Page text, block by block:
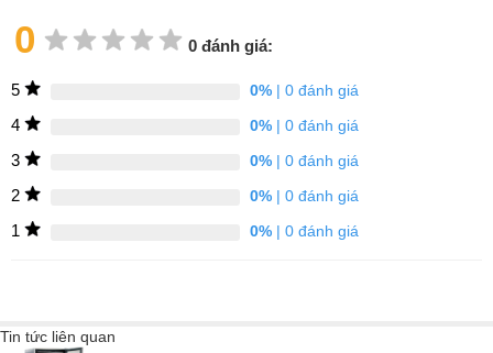
0 0 đánh giá:
5 0%| 0 đánh giá
4 0%| 0 đánh giá
3 0%| 0 đánh giá
2 0%| 0 đánh giá
1 0%| 0 đánh giá
Tin tức liên quan